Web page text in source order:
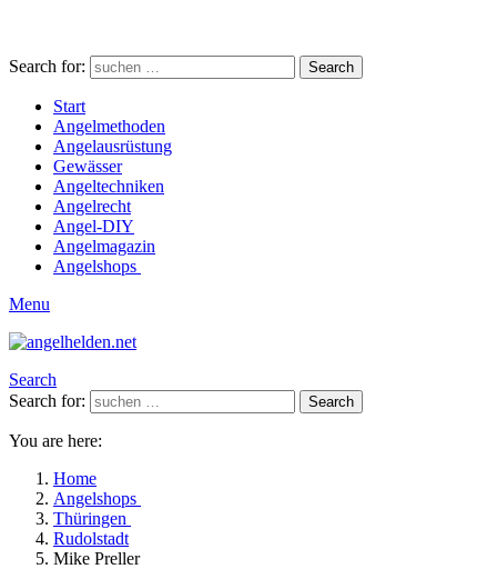
Search for: Search
Start
Angelmethoden
Angelausrüstung
Gewässer
Angeltechniken
Angelrecht
Angel-DIY
Angelmagazin
Angelshops
Menu
Search
Search for:
Search
You are here:
Home
Angelshops
Thüringen
Rudolstadt
Mike Preller